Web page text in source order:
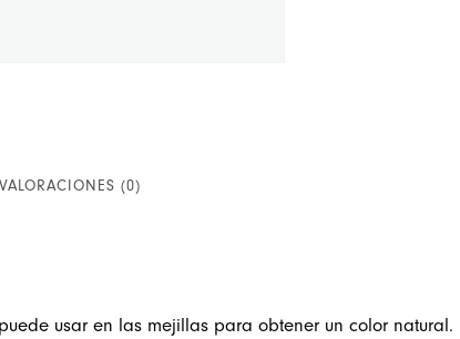
VALORACIONES (0)
usar en las mejillas para obtener un color natural.